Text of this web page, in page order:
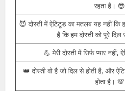
😏 हम दोस्ती में भी ऐटिटूड रखते हैं, क्योंकि
💥
😎 दोस्ती का असली ऐटिटूड तब दिखता है
तुम्हारे साथ खड़े
💥 हम वो हैं जो दोस्ती में भी सबसे अलग
रहता है। 😎